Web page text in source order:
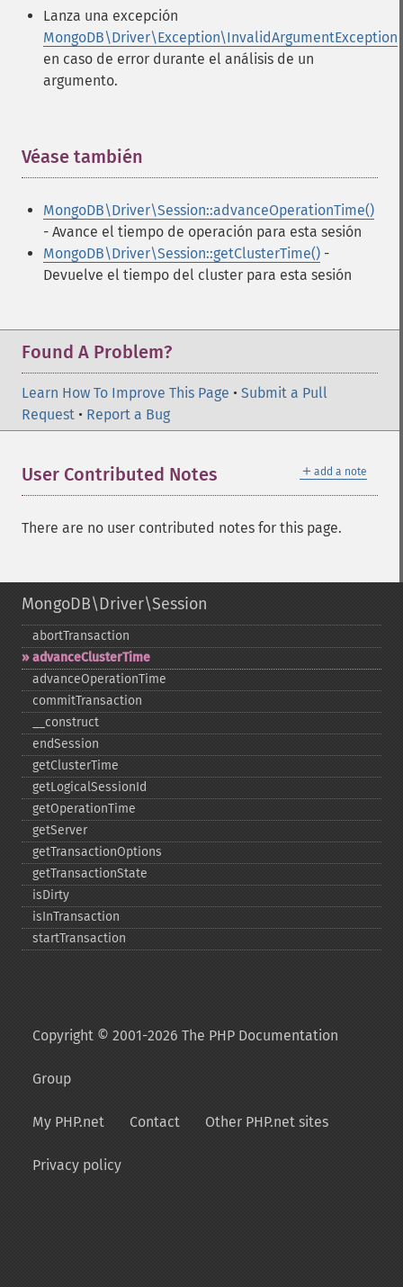
Lanza una excepción
MongoDB\Driver\Exception\InvalidArgumentException
en caso de error durante el análisis de un
argumento.
Véase también
MongoDB\Driver\Session::advanceOperationTime()
- Avance el tiempo de operación para esta sesión
MongoDB\Driver\Session::getClusterTime() -
Devuelve el tiempo del cluster para esta sesión
Found A Problem?
Learn How To Improve This Page • Submit a Pull
Request • Report a Bug
＋ add a note
User Contributed Notes
There are no user contributed notes for this page.
MongoDB\Driver\Session
abortTransaction
advanceClusterTime
advanceOperationTime
commitTransaction
_​_​construct
endSession
getClusterTime
getLogicalSessionId
getOperationTime
getServer
getTransactionOptions
getTransactionState
isDirty
isInTransaction
startTransaction
Copyright © 2001-2026 The PHP Documentation
Group
My PHP.net Contact Other PHP.net sites
Privacy policy